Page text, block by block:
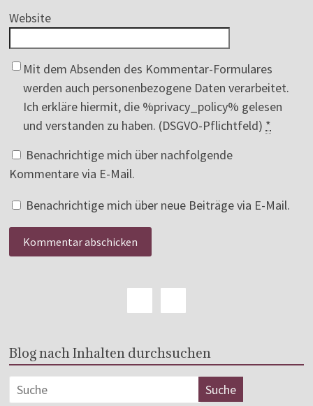
Website
Mit dem Absenden des Kommentar-Formulares
werden auch personenbezogene Daten verarbeitet.
Ich erkläre hiermit, die %privacy_policy% gelesen
und verstanden zu haben. (DSGVO-Pflichtfeld) *
Benachrichtige mich über nachfolgende
Kommentare via E-Mail.
Benachrichtige mich über neue Beiträge via E-Mail.
Blog nach Inhalten durchsuchen